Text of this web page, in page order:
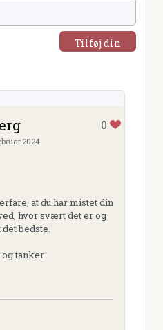
Tilføj din
0
at du har mistet din
hvor svært det er og
bedste.
tanker